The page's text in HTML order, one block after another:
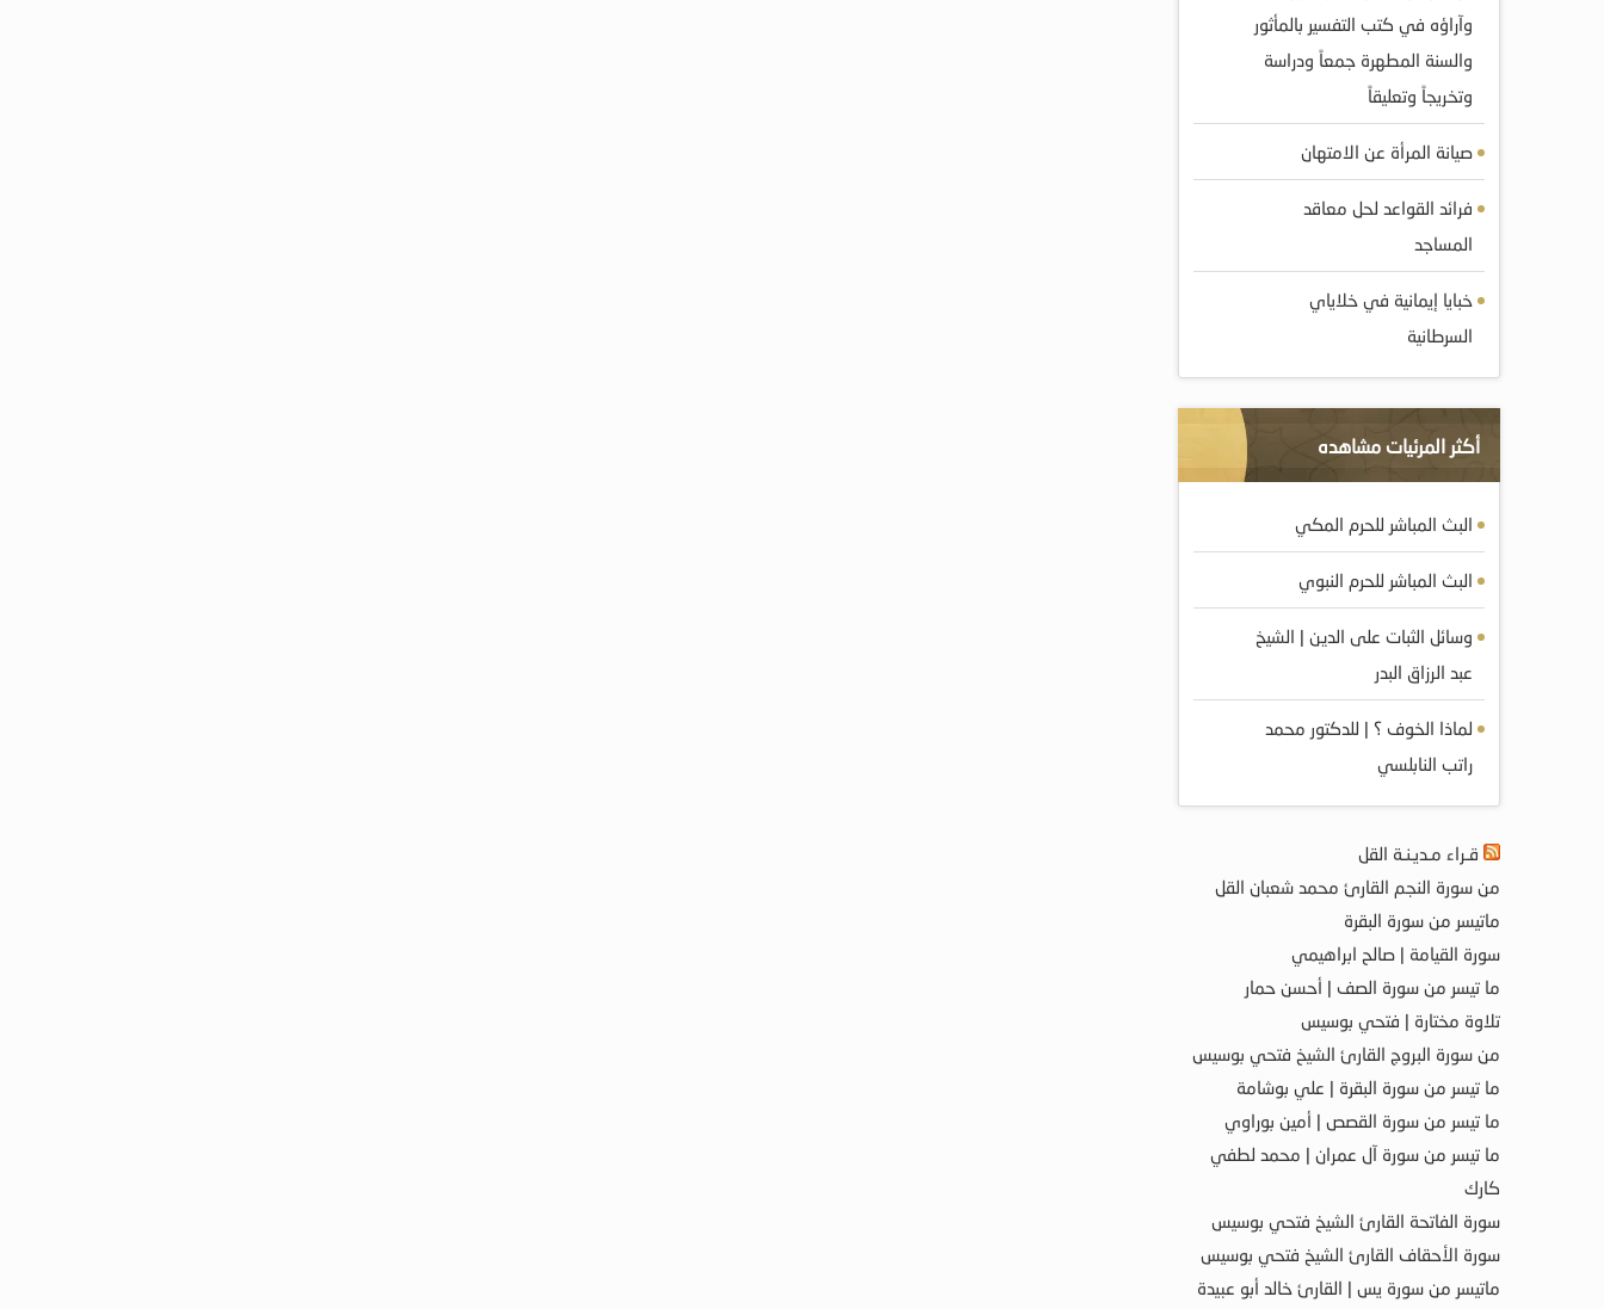
وآراؤه في كتب التفسير بالمأثور
والسنة المطهرة جمعاً ودراسة
وتخريجاً وتعليقاً
صيانة المرأة عن الامتهان
فرائد القواعد لحل معاقد
المساجد
‎خبايا إيمانية في خلاياي
السرطانية
أكثر المرئيات مشاهده
البث المباشر للحرم المكي
البث المباشر للحرم النبوي
وسائل الثبات على الدين | الشيخ
عبد الرزاق البدر
لماذا الخوف ؟ | للدكتور محمد
راتب النابلسي
قـراء مـديـنـة القل
من سورة النجم القارئ محمد شعبان القل
ماتيسر من سورة البقرة
سورة القيامة | صالح ابراهيمي
ما تيسر من سورة الصف | أحسن حمار
تلاوة مختارة | فتحي بوسيس
من سورة البروج القارئ الشيخ فتحي بوسيس
ما تيسر من سورة البقرة | علي بوشامة
ما تيسر من سورة القصص | أمين بوراوي
ما تيسر من سورة آل عمران | محمد لطفي
كارك
سورة الفاتحة القارئ الشيخ فتحي بوسيس
سورة الأحقاف القارئ الشيخ فتحي بوسيس
ماتيسر من سورة يس | القارئ خالد أبو عبيدة